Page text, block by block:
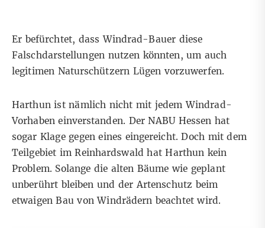
Er befürchtet, dass Windrad-Bauer diese
Falschdarstellungen nutzen könnten, um auch
legitimen Naturschützern Lügen vorzuwerfen.
Harthun ist nämlich nicht mit jedem Windrad-
Vorhaben einverstanden. Der NABU Hessen hat
sogar Klage gegen eines eingereicht. Doch mit dem
Teilgebiet im Reinhardswald hat Harthun kein
Problem. Solange die alten Bäume wie geplant
unberührt bleiben und der Artenschutz beim
etwaigen Bau von Windrädern beachtet wird.